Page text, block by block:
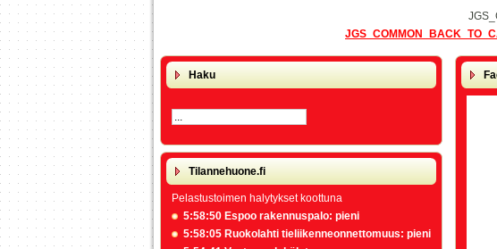
Haku
Tilannehuone.fi
Pelastustoimen halytykset koottuna
5:58:50 Espoo rakennuspalo: pieni
5:58:05 Ruokolahti tieliikenneonnettomuus: pieni